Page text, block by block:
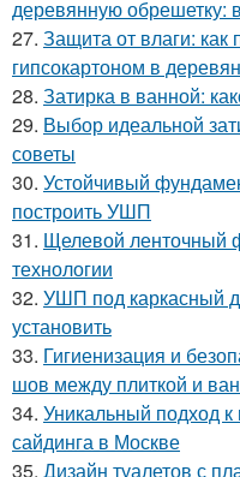
деревянную обрешетку:
27. Защита от влаги:
гипсокартоном в
28. Затирка в ванной:
29. Выбор идеальной
советы
30. Устойчивый
построить УШП
31. Щелевой ленточный
технологии
32. УШП под каркасный
установить
33. Гигиенизация и
шов между плиткой и
34. Уникальный подход
сайдинга в Москве
35. Дизайн туалетов с